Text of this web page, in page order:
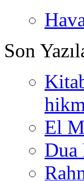
Son
El
Dua